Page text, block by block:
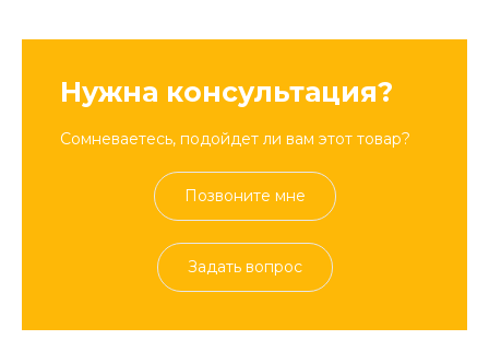
Нужна консультация?
Сомневаетесь, подойдет ли вам этот товар?
Позвоните мне
Задать вопрос